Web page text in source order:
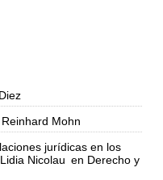
Mohn
jurídicas en los
Nicolau en Derecho y